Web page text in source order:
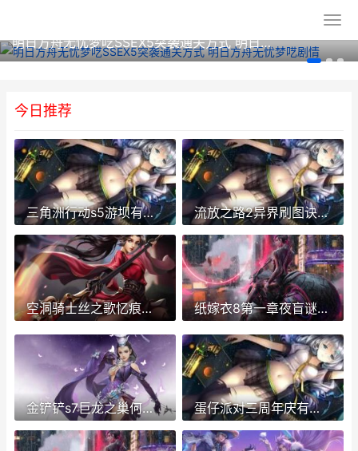
明日方舟无忧梦呓SSEX5突袭通关方式 明日方舟无忧梦呓剧情
今日推荐
三角洲行动s5游坝有余通关方式 三角洲行动游戏 流放之路2异界刷图诀窍同享 流放之路2异界天赋点怎么获得
空洞骑士丝之歌忆痕全收集指导 空洞骑士丝之歌第三幕 纸嫁衣8第一章夜盲谜题如何解 纸嫁衣8第一章详细攻略图解
金铲铲s7巨龙之巢何时返场 金铲铲s7巨龙之巢什么时候上线的 蛋仔派对三周年庆有啥活动主题 蛋仔派对三周年礼盒